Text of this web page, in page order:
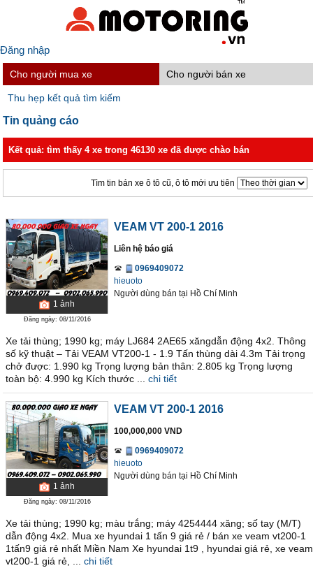
Đăng nhập
Cho người mua xe Cho người bán xe
Thu hẹp kết quả tìm kiếm
Tin quảng cáo
Kết quả: tìm thấy 4 xe trong 46130 xe đã được chào bán
Tìm tin bán xe ô tô cũ, ô tô mới ưu tiên
1 ảnh
Đăng ngày: 08/11/2016
VEAM VT 200-1 2016
Liên hệ báo giá
0969409072
hieuoto
Người dùng bán tại Hồ Chí Minh
Xe tải thùng; 1990 kg; máy LJ684 2AE65 xăngdẫn động 4x2. Thông
số kỹ thuật – Tải VEAM VT200-1 - 1.9 Tấn thùng dài 4.3m Tải trọng
chở được: 1.990 kg Trọng lượng bản thân: 2.805 kg Trọng lượng
toàn bộ: 4.990 kg Kích thước ...
chi tiết
1 ảnh
Đăng ngày: 08/11/2016
VEAM VT 200-1 2016
100,000,000 VND
0969409072
hieuoto
Người dùng bán tại Hồ Chí Minh
Xe tải thùng; 1990 kg; màu trắng; máy 4254444 xăng; số tay (M/T)
dẫn động 4x2. Mua xe hyundai 1 tấn 9 giá rẻ / bán xe veam vt200-1
1tấn9 giá rẻ nhất Miền Nam Xe hyundai 1t9 , hyundai giá rẻ, xe veam
vt200-1 giá rẻ, ...
chi tiết